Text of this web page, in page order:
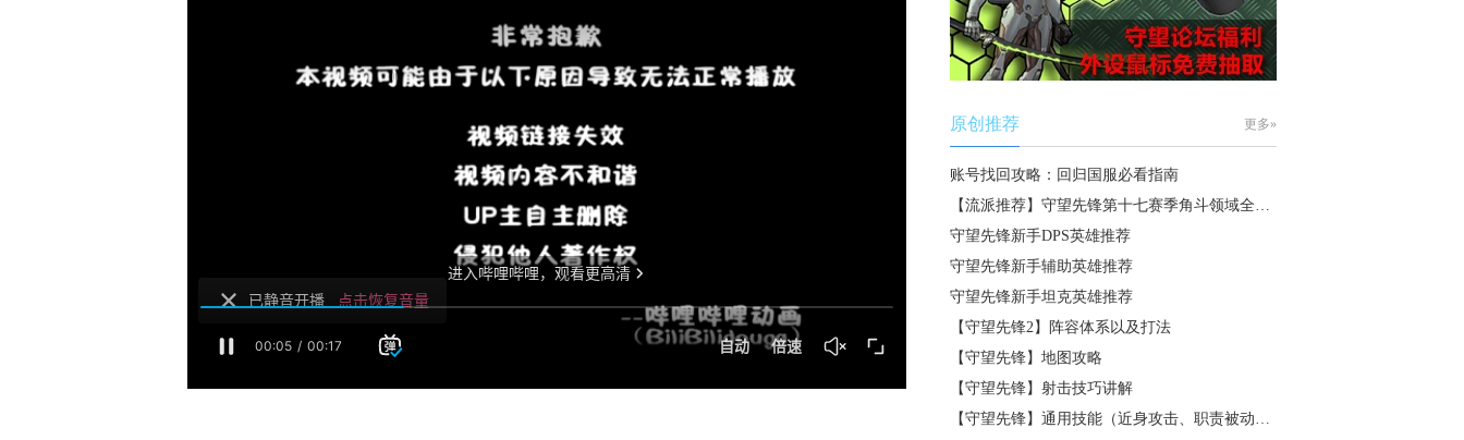
原创推荐 更多»
账号找回攻略：回归国服必看指南
【流派推荐】守望先锋第十七赛季角斗领域全…
守望先锋新手DPS英雄推荐
守望先锋新手辅助英雄推荐
守望先锋新手坦克英雄推荐
【守望先锋2】阵容体系以及打法
【守望先锋】地图攻略
【守望先锋】射击技巧讲解
【守望先锋】通用技能（近身攻击、职责被动…